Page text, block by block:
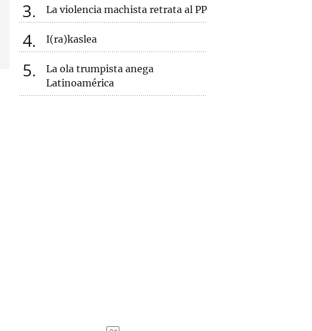
3 La violencia machista retrata al PP
4 I(ra)kaslea
5
La ola trumpista anega
Latinoamérica